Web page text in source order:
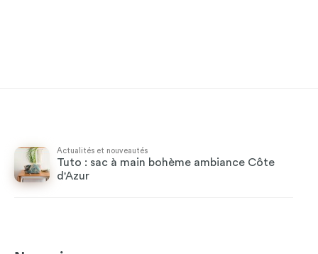
Actualités et nouveautés
Tuto : sac à main bohème ambiance Côte
d'Azur